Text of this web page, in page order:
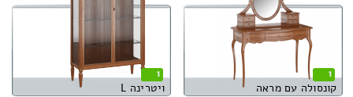
1
קונסולה עם מראה
1
ויטרינה L